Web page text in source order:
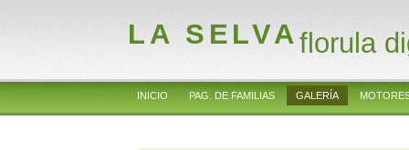
LA SELVAflorula
INICIO PAG. DE FAMILIAS GALERÍA